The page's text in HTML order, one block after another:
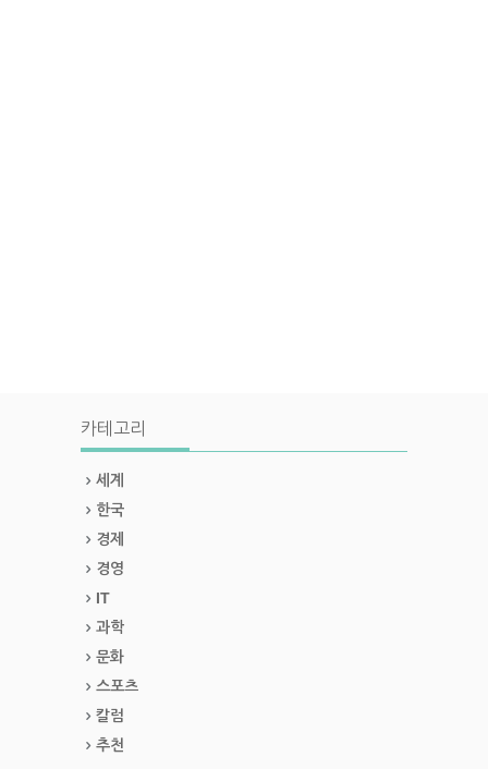
카테고리
세계
한국
경제
경영
IT
과학
문화
스포츠
칼럼
추천